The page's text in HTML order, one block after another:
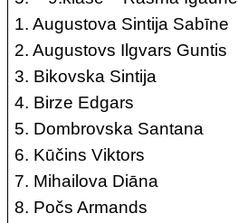
1. Augustova Sintija Sabīne
2. Augustovs Ilgvars Guntis
3. Bikovska Sintija
4. Birze Edgars
5. Dombrovska Santana
6. Kūčins Viktors
7. Mihailova Diāna
8. Počs Armands